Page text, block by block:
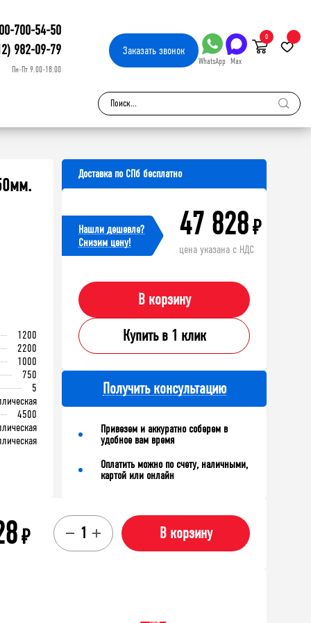
700-54-50
982-09-79
Пн-Пт 9.00-18.00
Заказатьзвонок
WhatsApp Max
0
1200
2200
1000
750
5
4500
Доставка по СПб бесплатно
Нашли дешевле?
Cнизим цену!
47 828₽
цена указана с НДС
В корзину
Купить в 1 клик
Получить консультацию
Привезем и аккуратно соберем в
удобное вам время
Оплатить можно по счету, наличными,
картой или онлайн
₽ В корзину